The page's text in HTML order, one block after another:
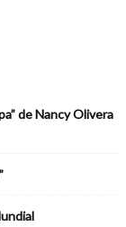
de Nancy Olivera